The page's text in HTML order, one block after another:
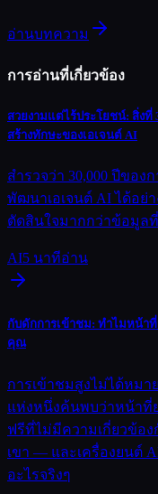
อ่านบทความ
การอ่านที่เกี่ยวข้อง
สวยงามแต่ไร้ประโยชน์: สิ่งที่
สร้างทักษะของเอเจนต์ AI
สำรวจว่า 30,000 ปีขอ
พัฒนาเอเจนต์ AI ได้อย่
ตัดสินใจมากกว่าข้อมูลที่
AI5 นาทีอ่าน
กับดักการเข้าชม: ทำไมหน้า
คุณ
การเข้าชมสูงไม่ได้หม
แห่งหนึ่งค้นพบว่าหน้าที่
ฟรีที่ไม่มีความเกี่ยวข้อ
เขา — และเครื่องยนต์
อะไรจริงๆ